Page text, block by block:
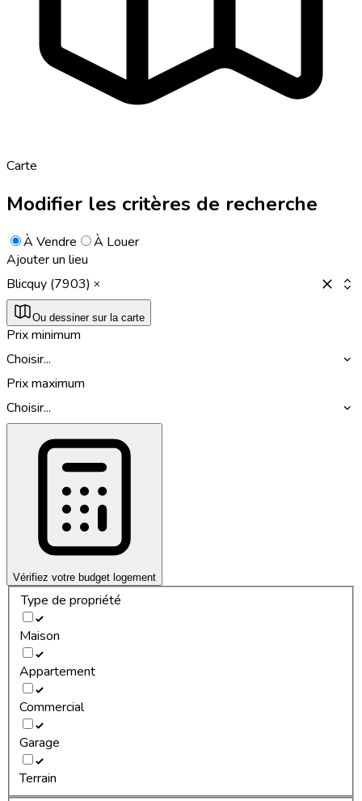
Carte
Modifier les critères de recherche
À Vendre
À Louer
Ajouter un lieu
Blicquy (7903)
Ou dessiner sur la carte
Prix minimum
Choisir...
Prix maximum
Choisir...
Vérifiez votre budget logement
Type de propriété
Maison
Appartement
Commercial
Garage
Terrain